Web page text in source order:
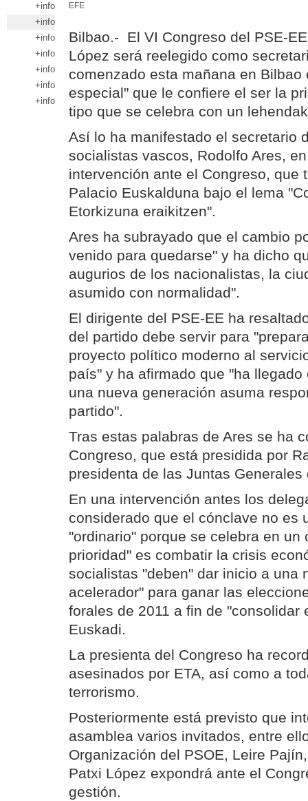
+info
+info
+info
+info
+info
+info
+info
EFE
Bilbao.- El VI Congreso del PSE-
López será reelegido como
comenzado esta mañana en Bilbao
especial" que le confiere el ser la
tipo que se celebra con un
Así lo ha manifestado el secretario
socialistas vascos, Rodolfo Ares,
intervención ante el Congreso, que
Palacio Euskalduna bajo el lema
Etorkizuna eraikitzen".
Ares ha subrayado que el cambio
venido para quedarse" y ha dicho
augurios de los nacionalistas, la
asumido con normalidad".
El dirigente del PSE-EE ha
del partido debe servir para
proyecto político moderno al
país" y ha afirmado que "ha
una nueva generación asuma
partido".
Tras estas palabras de Ares se ha
Congreso, que está presidida por
presidenta de las Juntas Generales
En una intervención antes los
considerado que el cónclave no es
"ordinario" porque se celebra en un
prioridad" es combatir la crisis
socialistas "deben" dar inicio a una
acelerador" para ganar las
forales de 2011 a fin de "consolidar
Euskadi.
La presienta del Congreso ha
asesinados por ETA, así como a
terrorismo.
Posteriormente está previsto que
asamblea varios invitados, entre
Organización del PSOE, Leire
Patxi López expondrá ante el
gestión.